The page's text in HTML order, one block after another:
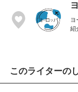
ヨ
紹
このライターの